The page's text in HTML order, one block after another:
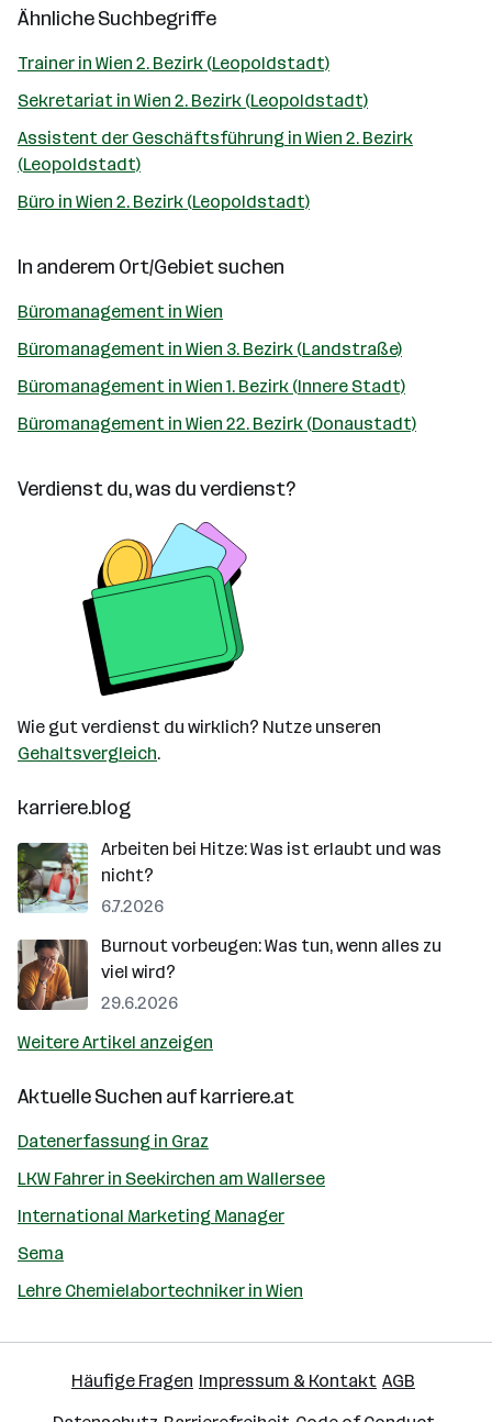
Ähnliche Suchbegriffe
Trainer in Wien 2. Bezirk (Leopoldstadt)
Sekretariat in Wien 2. Bezirk (Leopoldstadt)
Assistent der Geschäftsführung in Wien 2. Bezirk
(Leopoldstadt)
Büro in Wien 2. Bezirk (Leopoldstadt)
In anderem Ort/Gebiet suchen
Büromanagement in Wien
Büromanagement in Wien 3. Bezirk (Landstraße)
Büromanagement in Wien 1. Bezirk (Innere Stadt)
Büromanagement in Wien 22. Bezirk (Donaustadt)
Verdienst du, was du verdienst?
Wie gut verdienst du wirklich? Nutze unseren
Gehaltsvergleich.
karriere.blog
Arbeiten bei Hitze: Was ist erlaubt und was
nicht?
6.7.2026
Burnout vorbeugen: Was tun, wenn alles zu
viel wird?
29.6.2026
Weitere Artikel anzeigen
Aktuelle Suchen aufkarriere.at
Datenerfassung in Graz
LKW Fahrer in Seekirchen am Wallersee
International Marketing Manager
Sema
Lehre Chemielabortechniker in Wien
Häufige Fragen Impressum & Kontakt AGB